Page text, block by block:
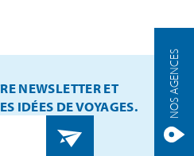
NOS AGENCES
NEWSLETTER ET
IDÉES DE VOYAGES.